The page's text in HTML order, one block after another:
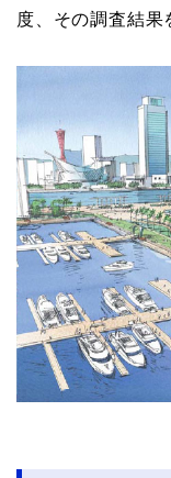
度、その調査結果